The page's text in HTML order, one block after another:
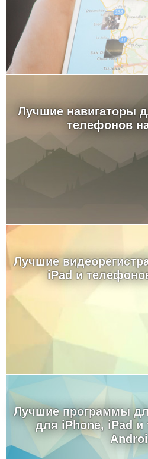
Лучшие навигаторы
телефонов
Лучшие
iPad и
Лучшие программы
для iPhone, iPad